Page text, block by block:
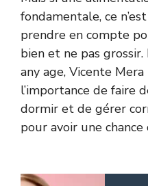
fondamentale, ce
prendre en compte
bien et ne pas
any age, Vicente
l’importance de faire
dormir et de gérer
pour avoir une